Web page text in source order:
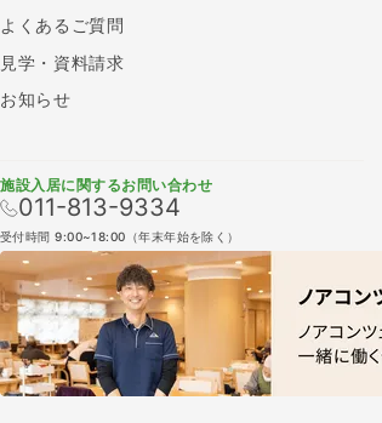
よくあるご質問
見学・資料請求
お知らせ
施設入居に関するお問い合わせ
011-813-9334
受付時間 9:00~18:00（年末年始を除く）